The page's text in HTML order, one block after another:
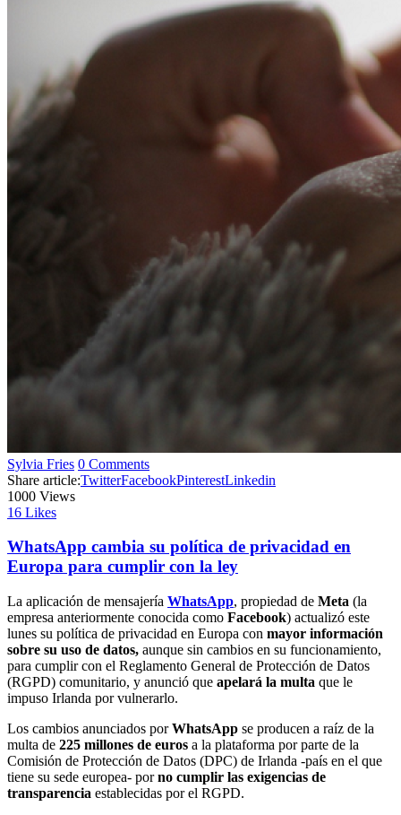
Sylvia Fries 0 Comments
Share article:TwitterFacebookPinterestLinkedin
1000 Views
16 Likes
WhatsApp cambia su política de privacidad en
Europa para cumplir con la ley
La aplicación de mensajería WhatsApp, propiedad de Meta (la
empresa anteriormente conocida como Facebook) actualizó este
lunes su política de privacidad en Europa con mayor información
sobre su uso de datos, aunque sin cambios en su funcionamiento,
para cumplir con el Reglamento General de Protección de Datos
(RGPD) comunitario, y anunció que apelará la multa que le
impuso Irlanda por vulnerarlo.
Los cambios anunciados porWhatsApp se producen a raíz de la
multa de 225 millones de euros a la plataforma por parte de la
Comisión de Protección de Datos (DPC) de Irlanda -país en el que
tiene su sede europea- porno cumplir las exigencias de
transparencia establecidas por el RGPD.